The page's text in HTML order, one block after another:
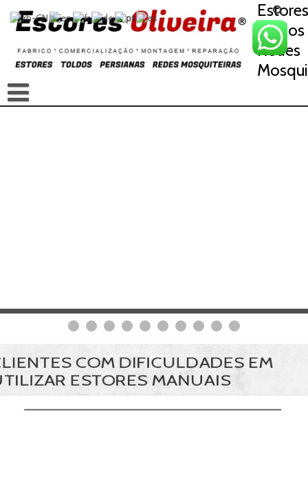
Estores
Toldos
Redes
CLIENTES COM DIFICULDADES EM
UTILIZAR ESTORES MANUAIS